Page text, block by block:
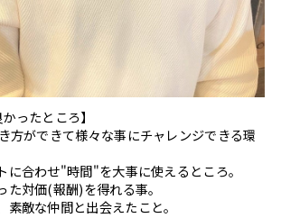
ったところ】
方ができて様々な事にチャレンジできる環
に合わせ"時間"を大事に使えるところ。
た対価(報酬)を得れる事。
敵な仲間と出会えたこと。